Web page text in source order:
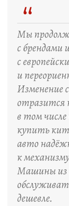
“
Мы
с брендами
с
и
Изменение
отразится
в том
купить
авто
к
Машины из
дешевле.